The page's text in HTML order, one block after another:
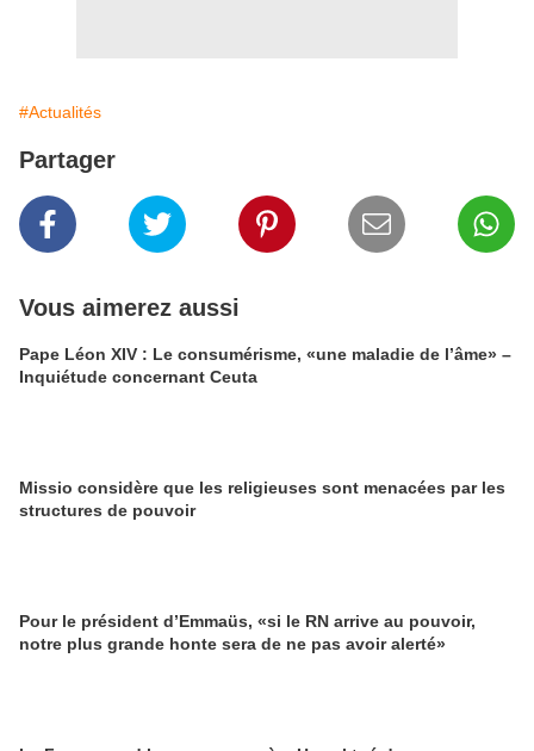
#Actualités
Partager
Vous aimerez aussi
Pape Léon XIV : Le consumérisme, «une maladie de l’âme» –
Inquiétude concernant Ceuta
Missio considère que les religieuses sont menacées par les
structures de pouvoir
Pour le président d’Emmaüs, «si le RN arrive au pouvoir,
notre plus grande honte sera de ne pas avoir alerté»